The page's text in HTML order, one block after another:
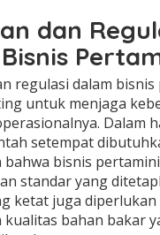
dan
regulasi dalam
untuk menjaga
Dalam
setempat
bahwa bisnis
standar yang
ketat juga
kualitas bahan bakar